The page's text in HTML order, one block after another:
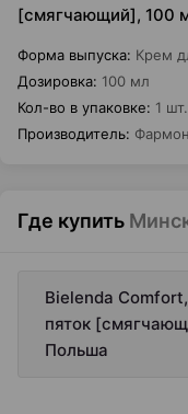
[смягчающий], 100
Форма выпуска: Крем
Дозировка: 100 мл
Кол-во в упаковке: 1 шт.
Производитель:
Где купить
Bielenda
пяток
Польша